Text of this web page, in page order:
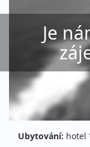
Je
Ubytování: